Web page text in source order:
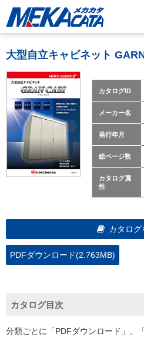
大型自立キャビネット
カタログID
メーカー名
発行年月
総ページ数
カタログ属
性
カタログ
PDFダウンロード(2.763MB)
カタログ目次
分類ごとに「PDFダウンロード」、